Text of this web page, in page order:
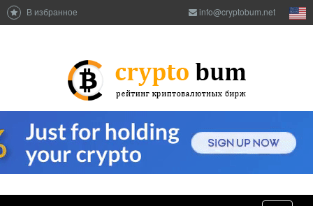
В избранное info@cryptobum.net